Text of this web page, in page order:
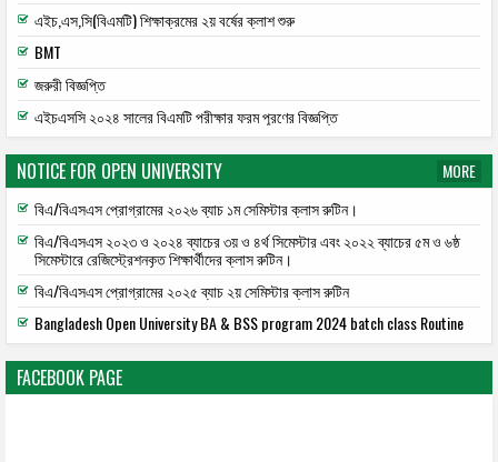
এইচ,এস,সি(বিএমটি) শিক্ষাক্রমের ২য় বর্ষের ক্লাশ শুরু
BMT
জরুরী বিজ্ঞপ্তি
এইচএসসি ২০২৪ সালের বিএমটি পরীক্ষার ফরম পূরণের বিজ্ঞপ্তি
NOTICE FOR OPEN UNIVERSITY
MORE
বিএ/বিএসএস প্রোগ্রামের ২০২৬ ব্যাচ ১ম সেমিস্টার ক্লাস রুটিন।
বিএ/বিএসএস ২০২৩ ও ২০২৪ ব্যাচের ৩য় ও ৪র্থ সিমেস্টার এবং ২০২২ ব্যাচের ৫ম ও ৬ষ্ঠ
সিমেস্টারে রেজিস্ট্রেশনকৃত শিক্ষার্থীদের ক্লাস রুটিন।
বিএ/বিএসএস প্রোগ্রামের ২০২৫ ব্যাচ ২য় সেমিস্টার ক্লাস রুটিন
Bangladesh Open University BA & BSS program 2024 batch class Routine
FACEBOOK PAGE